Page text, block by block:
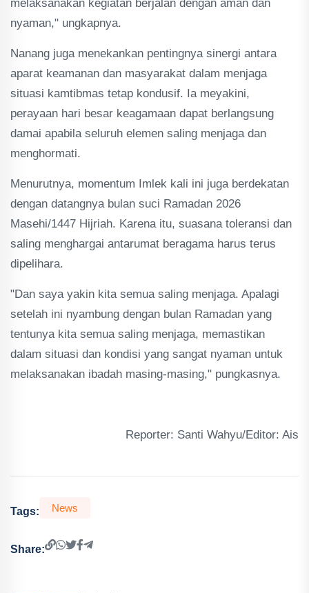
melaksanakan kegiatan berjalan dengan aman dan
nyaman," ungkapnya.
Nanang juga menekankan pentingnya sinergi antara
aparat keamanan dan masyarakat dalam menjaga
situasi kamtibmas tetap kondusif. Ia meyakini,
perayaan hari besar keagamaan dapat berlangsung
damai apabila seluruh elemen saling menjaga dan
menghormati.
Menurutnya, momentum Imlek kali ini juga berdekatan
dengan datangnya bulan suci Ramadan 2026
Masehi/1447 Hijriah. Karena itu, suasana toleransi dan
saling menghargai antarumat beragama harus terus
dipelihara.
"Dan saya yakin kita semua saling menjaga. Apalagi
setelah ini nyambung dengan bulan Ramadan yang
tentunya kita semua saling menjaga, memastikan
dalam situasi dan kondisi yang sangat nyaman untuk
melaksanakan ibadah masing-masing," pungkasnya.
Reporter: Santi Wahyu/Editor: Ais
Tags: News
Share: